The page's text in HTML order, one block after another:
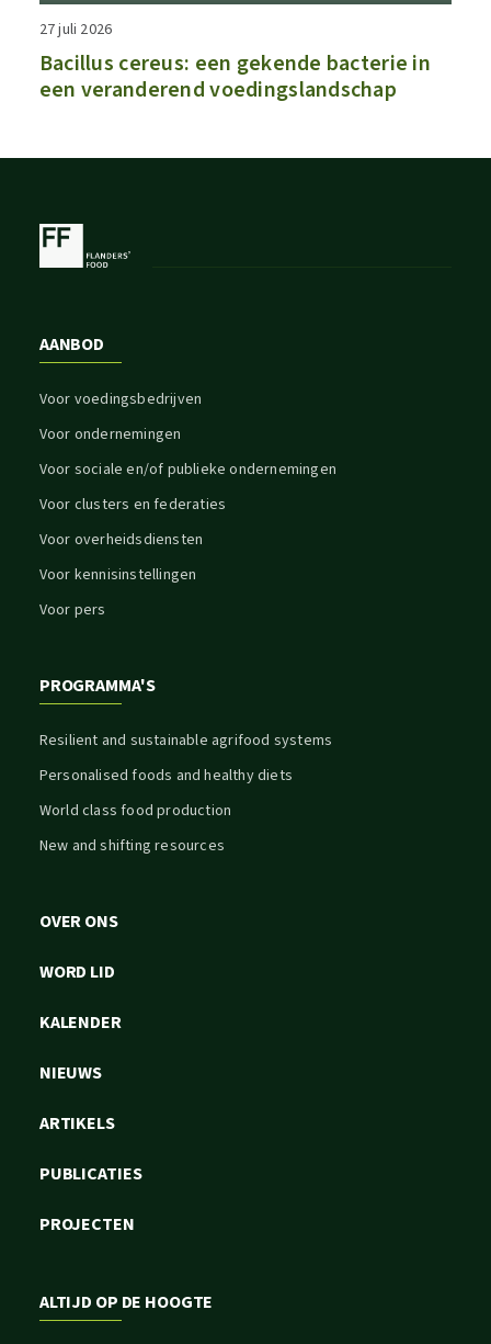
27 juli 2026
Bacillus cereus: een gekende bacterie in
een veranderend voedingslandschap
AANBOD
Voor voedingsbedrijven
Voor ondernemingen
Voor sociale en/of publieke ondernemingen
Voor clusters en federaties
Voor overheidsdiensten
Voor kennisinstellingen
Voor pers
PROGRAMMA'S
Resilient and sustainable agrifood systems
Personalised foods and healthy diets
World class food production
New and shifting resources
OVER ONS
WORD LID
KALENDER
NIEUWS
ARTIKELS
PUBLICATIES
PROJECTEN
ALTIJD OP DE HOOGTE